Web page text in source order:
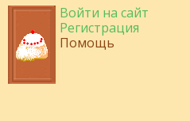
Войти на сайт
Регистрация
Помощь